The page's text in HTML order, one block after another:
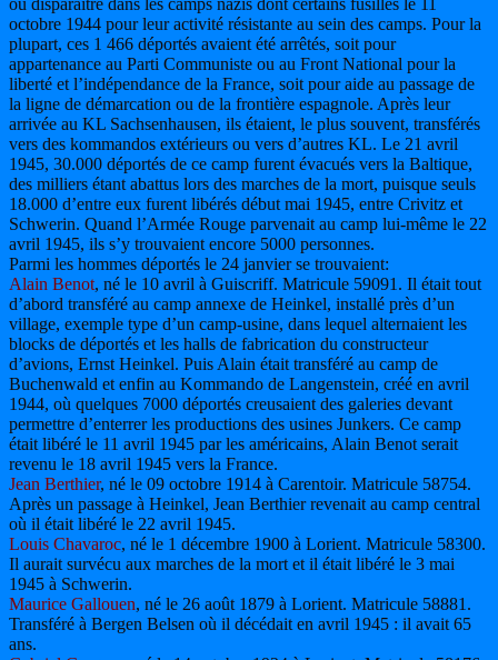
octobre 1944 pour leur activité résistante au sein des camps. Pour la
plupart, ces 1 466 déportés avaient été arrêtés, soit pour
appartenance au Parti Communiste ou au Front National pour la
liberté et l’indépendance de la France, soit pour aide au passage de
la ligne de démarcation ou de la frontière espagnole. Après leur
arrivée au KL Sachsenhausen, ils étaient, le plus souvent, transférés
vers des kommandos extérieurs ou vers d’autres KL. Le 21 avril
1945, 30.000 déportés de ce camp furent évacués vers la Baltique,
des milliers étant abattus lors des marches de la mort, puisque seuls
18.000 d’entre eux furent libérés début mai 1945, entre Crivitz et
Schwerin. Quand l’Armée Rouge parvenait au camp lui-même le 22
avril 1945, ils s’y trouvaient encore 5000 personnes.
Parmi les hommes déportés le 24 janvier se trouvaient:
Alain Benot, né le 10 avril à Guiscriff. Matricule 59091. Il était tout
d’abord transféré au camp annexe de Heinkel, installé près d’un
village, exemple type d’un camp-usine, dans lequel alternaient les
blocks de déportés et les halls de fabrication du constructeur
d’avions, Ernst Heinkel. Puis Alain était transféré au camp de
Buchenwald et enfin au Kommando de Langenstein, créé en avril
1944, où quelques 7000 déportés creusaient des galeries devant
permettre d’enterrer les productions des usines Junkers. Ce camp
était libéré le 11 avril 1945 par les américains, Alain Benot serait
revenu le 18 avril 1945 vers la France.
Jean Berthier, né le 09 octobre 1914 à Carentoir. Matricule 58754.
Après un passage à Heinkel, Jean Berthier revenait au camp central
où il était libéré le 22 avril 1945.
Louis Chavaroc, né le 1 décembre 1900 à Lorient. Matricule 58300.
Il aurait survécu aux marches de la mort et il était libéré le 3 mai
1945 à Schwerin.
Maurice Gallouen, né le 26 août 1879 à Lorient. Matricule 58881.
Transféré à Bergen Belsen où il décédait en avril 1945 : il avait 65
ans.